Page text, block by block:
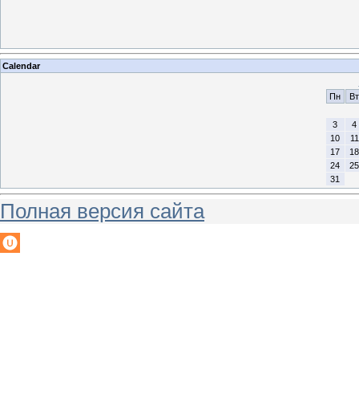
Calendar
Пн
Вт
3
4
10
11
17
18
24
25
31
Полная версия сайта